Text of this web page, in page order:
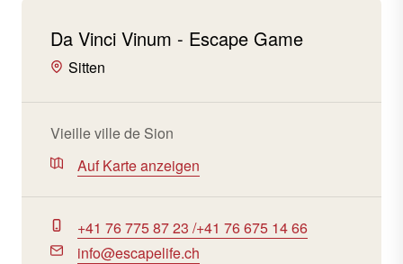
Da Vinci Vinum - Escape Game
Sitten
Vieille ville de Sion
Auf Karte anzeigen
+41 76 775 87 23 /+41 76 675 14 66
info@escapelife.ch